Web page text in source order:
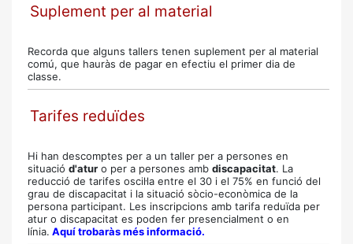
Suplement per al material
Recorda que alguns tallers tenen suplement per al material
comú, que hauràs de pagar en efectiu el primer dia de
classe.
Tarifes reduïdes
Hi han descomptes per a un taller per a persones en
situació d'atur o per a persones amb discapacitat. La
reducció de tarifes oscil·la entre el 30 i el 75% en funció del
grau de discapacitat i la situació sòcio-econòmica de la
persona participant. Les inscripcions amb tarifa reduïda per
atur o discapacitat es poden fer presencialment o en
línia. Aquí trobaràs més informació.